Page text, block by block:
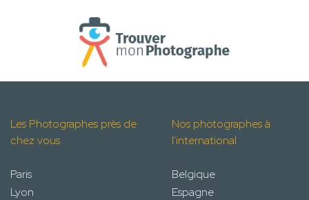
Les Photographes près de
chez vous
Paris
Lyon
Nos photographes à
l'international
Belgique
Espagne